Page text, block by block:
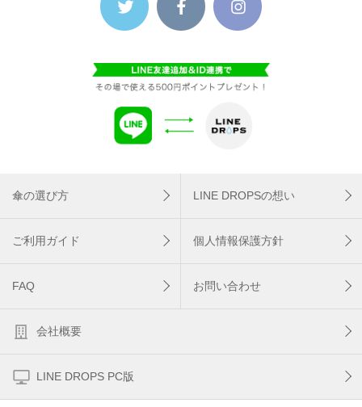
傘の選び方 LINE DROPSの想い
ご利用ガイド 個人情報保護方針
FAQ お問い合わせ
会社概要
LINE DROPS PC版